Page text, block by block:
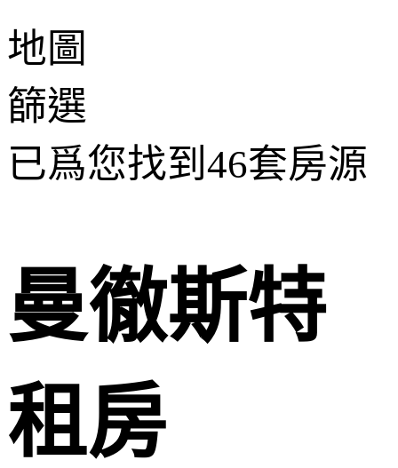
地圖
篩選
已爲您找到 46套房源
曼徹斯特
租房